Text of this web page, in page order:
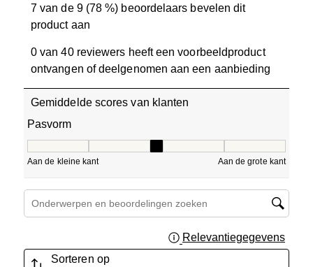
7 van de 9 (78 %) beoordelaars bevelen dit
product aan
0 van 40 reviewers heeft een voorbeeldproduct
ontvangen of deelgenomen aan een aanbieding
Gemiddelde scores van klanten
Pasvorm
Aan de kleine kant Aan de grote kant
Onderwerpen en beoordelingen zoeken per regio
Relevantiegegevens
Sorteren op